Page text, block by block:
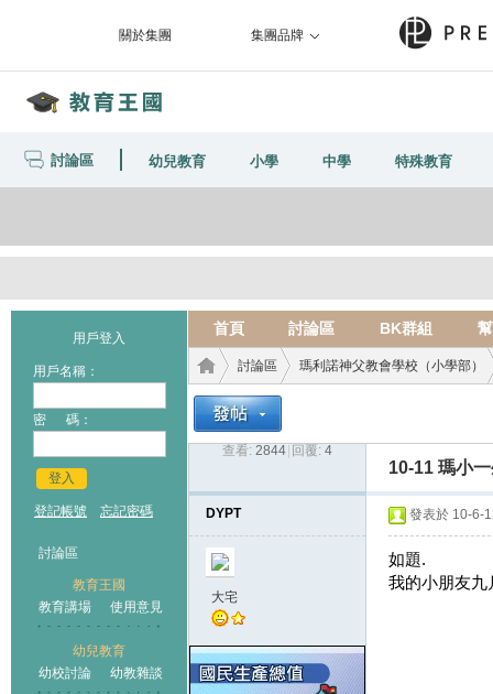
關於集團 集團品牌
討論區 幼兒教育 小學 中學 特殊教育
用戶登入
用戶名稱：
密 碼：
登入
登記帳號 忘記密碼
討論區
教育王國
教育講場
使用意見
幼兒教育
幼校討論
幼教雜談
首頁 討論區 BK群組
王國
討論區 瑪利諾神父教會學校（小學部）
查看: 2844 回覆: 4
10-11 瑪小
DYPT
大宅
發表於 10-6-
如題.
我的小朋友九